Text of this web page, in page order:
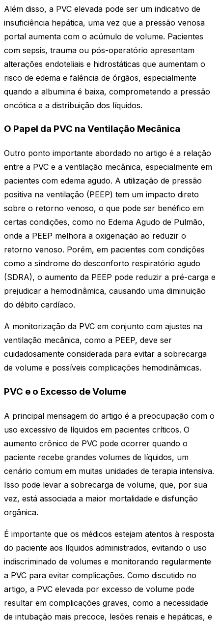
Além disso, a PVC elevada pode ser um indicativo de
insuficiência hepática, uma vez que a pressão venosa
portal aumenta com o acúmulo de volume. Pacientes
com sepsis, trauma ou pós-operatório apresentam
alterações endoteliais e hidrostáticas que aumentam o
risco de edema e falência de órgãos, especialmente
quando a albumina é baixa, comprometendo a pressão
oncótica e a distribuição dos líquidos.
O Papel da PVC na Ventilação Mecânica
Outro ponto importante abordado no artigo é a relação
entre a PVC e a ventilação mecânica, especialmente em
pacientes com edema agudo. A utilização de pressão
positiva na ventilação (PEEP) tem um impacto direto
sobre o retorno venoso, o que pode ser benéfico em
certas condições, como no Edema Agudo de Pulmão,
onde a PEEP melhora a oxigenação ao reduzir o
retorno venoso. Porém, em pacientes com condições
como a síndrome do desconforto respiratório agudo
(SDRA), o aumento da PEEP pode reduzir a pré-carga e
prejudicar a hemodinâmica, causando uma diminuição
do débito cardíaco.
A monitorização da PVC em conjunto com ajustes na
ventilação mecânica, como a PEEP, deve ser
cuidadosamente considerada para evitar a sobrecarga
de volume e possíveis complicações hemodinâmicas.
PVC e o Excesso de Volume
A principal mensagem do artigo é a preocupação com o
uso excessivo de líquidos em pacientes críticos. O
aumento crônico de PVC pode ocorrer quando o
paciente recebe grandes volumes de líquidos, um
cenário comum em muitas unidades de terapia intensiva.
Isso pode levar a sobrecarga de volume, que, por sua
vez, está associada a maior mortalidade e disfunção
orgânica.
É importante que os médicos estejam atentos à resposta
do paciente aos líquidos administrados, evitando o uso
indiscriminado de volumes e monitorando regularmente
a PVC para evitar complicações. Como discutido no
artigo, a PVC elevada por excesso de volume pode
resultar em complicações graves, como a necessidade
de intubação mais precoce, lesões renais e hepáticas, e